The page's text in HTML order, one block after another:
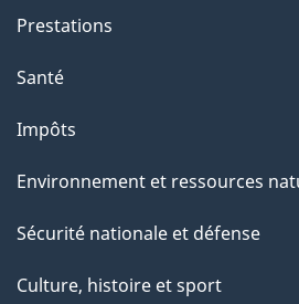
Prestations
Santé
Impôts
Environnement et ressources
Sécurité nationale et défense
Culture, histoire et sport